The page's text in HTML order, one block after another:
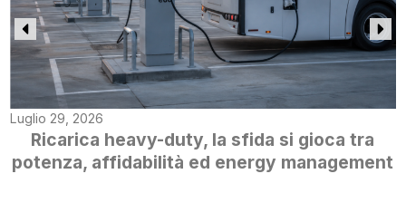
Luglio 29, 2026
Ricarica heavy-duty, la sfida si gioca tra
potenza, affidabilità ed energy management